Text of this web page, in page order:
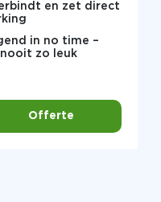
en zet direct
in no time –
zo leuk
Offerte